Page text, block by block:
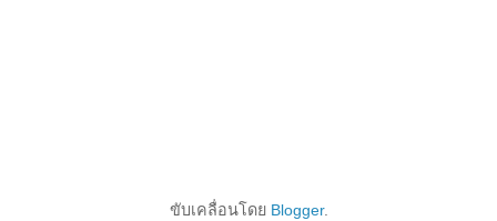
ขับเคลื่อนโดย Blogger.